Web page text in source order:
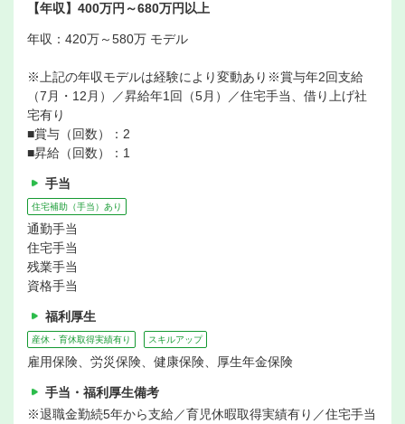
【年収】400万円～680万円以上
年収：420万～580万 モデル
※上記の年収モデルは経験により変動あり※賞与年2回支給
（7月・12月）／昇給年1回（5月）／住宅手当、借り上げ社
宅有り
■賞与（回数）：2
■昇給（回数）：1
手当
住宅補助（手当）あり
通勤手当
住宅手当
残業手当
資格手当
福利厚生
産休・育休取得実績有り スキルアップ
雇用保険、労災保険、健康保険、厚生年金保険
手当・福利厚生備考
※退職金勤続5年から支給／育児休暇取得実績有り／住宅手当